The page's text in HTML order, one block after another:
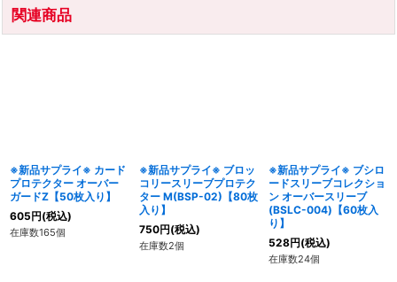
関連商品
※新品サプライ※ カード
プロテクター オーバー
ガードZ【50枚入り】
605円(税込)
在庫数165個
※新品サプライ※ ブロッ
コリースリーブプロテク
ター M(BSP-02)【80枚
入り】
750円(税込)
在庫数2個
※新品サプライ※ ブシロ
ードスリーブコレクショ
ン オーバースリーブ
(BSLC-004)【60枚入
り】
528円(税込)
在庫数24個